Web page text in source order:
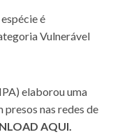
é
Vulnerável
elaborou uma
nas redes de
AQUI.